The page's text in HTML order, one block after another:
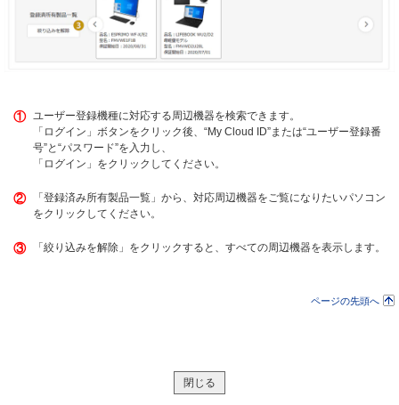
① ユーザー登録機種に対応する周辺機器を検索できます。
「ログイン」ボタンをクリック後、“My Cloud ID”または“ユーザー登録番
号”と“パスワード”を入力し、
「ログイン」をクリックしてください。
②
「登録済み所有製品一覧」から、対応周辺機器をご覧になりたいパソコン
をクリックしてください。
③ 「絞り込みを解除」をクリックすると、すべての周辺機器を表示します。
ページの先頭へ
閉じる